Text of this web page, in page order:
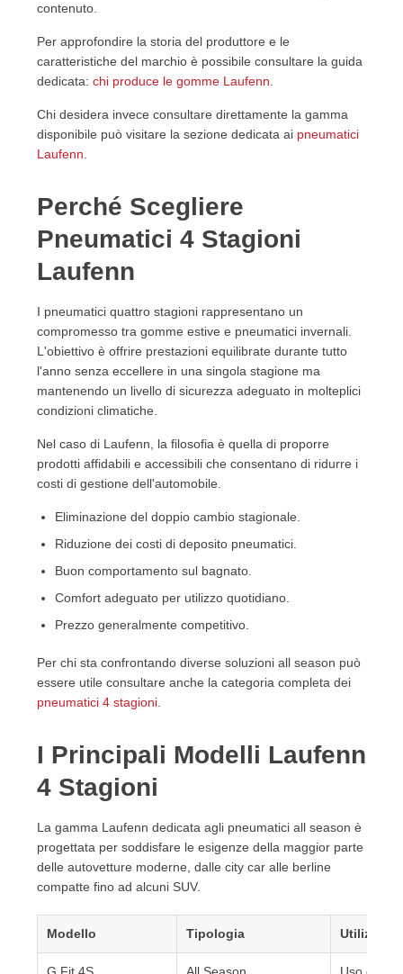
contenuto.
Per approfondire la storia del produttore e le
caratteristiche del marchio è possibile consultare la guida
dedicata: chi produce le gomme Laufenn.
Chi desidera invece consultare direttamente la gamma
disponibile può visitare la sezione dedicata ai pneumatici
Laufenn.
Perché Scegliere
Pneumatici 4 Stagioni
Laufenn
I pneumatici quattro stagioni rappresentano un
compromesso tra gomme estive e pneumatici invernali.
L'obiettivo è offrire prestazioni equilibrate durante tutto
l'anno senza eccellere in una singola stagione ma
mantenendo un livello di sicurezza adeguato in molteplici
condizioni climatiche.
Nel caso di Laufenn, la filosofia è quella di proporre
prodotti affidabili e accessibili che consentano di ridurre i
costi di gestione dell'automobile.
Eliminazione del doppio cambio stagionale.
Riduzione dei costi di deposito pneumatici.
Buon comportamento sul bagnato.
Comfort adeguato per utilizzo quotidiano.
Prezzo generalmente competitivo.
Per chi sta confrontando diverse soluzioni all season può
essere utile consultare anche la categoria completa dei
pneumatici 4 stagioni.
I Principali Modelli Laufenn
4 Stagioni
La gamma Laufenn dedicata agli pneumatici all season è
progettata per soddisfare le esigenze della maggior parte
delle autovetture moderne, dalle city car alle berline
compatte fino ad alcuni SUV.
Modello Tipologia Utilizzo